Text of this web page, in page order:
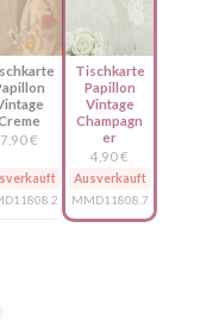
7,90 €
Tischkarte
Papillon
Vintage
Champagn
er
4,90 €
Ausverkauft
MMD11808.7